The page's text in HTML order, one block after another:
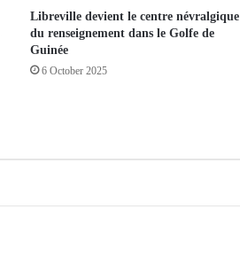
Libreville devient le centre névralgique
du renseignement dans le Golfe de
Guinée
6 October 2025